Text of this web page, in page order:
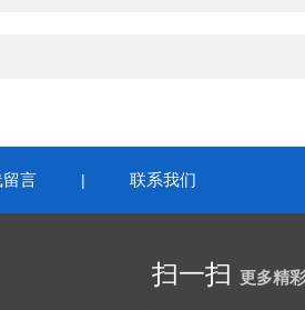
言 | 联系我们
扫一扫 更多精彩